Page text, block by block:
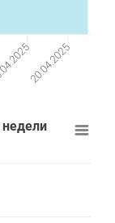
20.04.2025
недели